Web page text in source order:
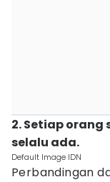
2. Setiap
selalu ada.
Default Image IDN
Perbandingan